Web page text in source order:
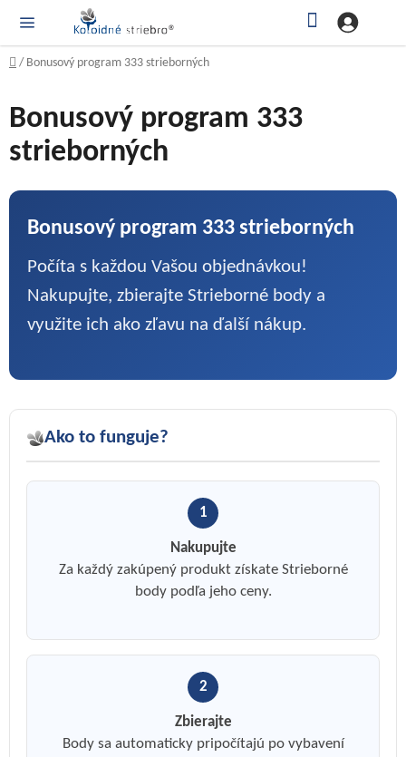
obsah
Domov
/ Bonusový program 333 strieborných
Bonusový program 333
strieborných
Bonusový program 333 strieborných
Počíta s každou Vašou objednávkou!
Nakupujte, zbierajte Strieborné body a
využite ich ako zľavu na ďalší nákup.
Ako to funguje?
1
Nakupujte
Za každý zakúpený produkt získate Strieborné
body podľa jeho ceny.
2
Zbierajte
Body sa automaticky pripočítajú po vybavení